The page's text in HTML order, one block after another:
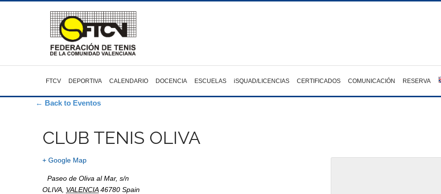
FTCV DEPORTIVA CALENDARIO DOCENCIA ESCUELAS iSQUAD/LICENCIAS CERTIFICADOS COMUNICACIÓN RESERVA
← Back to Eventos
CLUB TENIS OLIVA
+ Google Map
Paseo de Oliva al Mar, s/n
OLIVA VALENCIA 46780 Spain